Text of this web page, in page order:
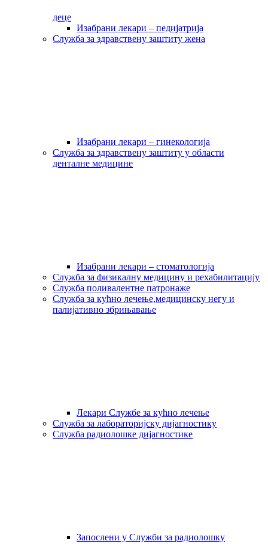
деце
Изабрани лекари – педијатрија
Служба за здравствену заштиту жена
Изабрани лекари – гинекологија
Служба за здравствену заштиту у области
денталне медицине
Изабрани лекари – стоматологија
Служба за физикалну медицину и рехабилитацију
Служба поливалентне патронаже
Служба за кућно лечење,медицинску негу и
палијативно збрињавање
Лекари Службе за кућно лечење
Служба за лабораторијску дијагностику
Служба радиолошке дијагностике
Запослени у Служби за радиолошку